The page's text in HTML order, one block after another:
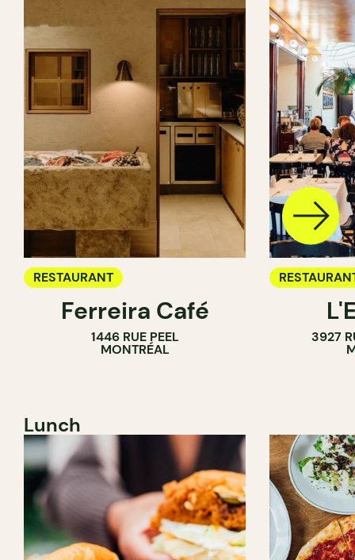
RESTAURANT
Ferreira Café
1446 RUE PEEL
MONTRÉAL
3927
Lunch